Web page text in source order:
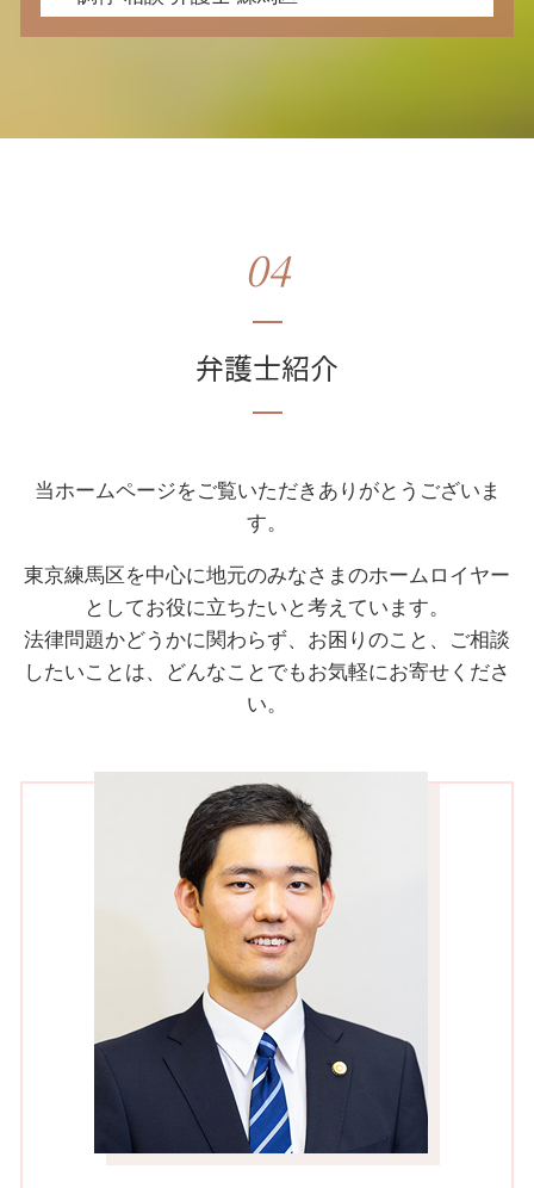
04
弁護士紹介
当ホームページをご覧いただきありがとうございま
す。
東京練馬区を中心に地元のみなさまのホームロイヤー
としてお役に立ちたいと考えています。
法律問題かどうかに関わらず、お困りのこと、ご相談
したいことは、どんなことでもお気軽にお寄せくださ
い。